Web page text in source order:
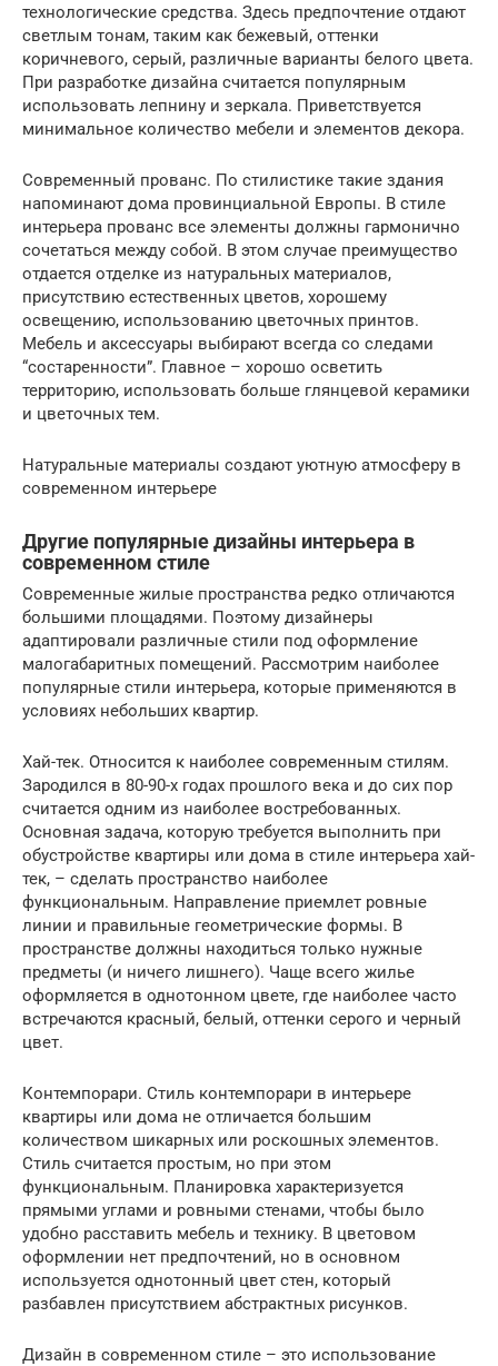
технологические средства. Здесь предпочтение отдают
светлым тонам, таким как бежевый, оттенки
коричневого, серый, различные варианты белого цвета.
При разработке дизайна считается популярным
использовать лепнину и зеркала. Приветствуется
минимальное количество мебели и элементов декора.
Современный прованс. По стилистике такие здания
напоминают дома провинциальной Европы. В стиле
интерьера прованс все элементы должны гармонично
сочетаться между собой. В этом случае преимущество
отдается отделке из натуральных материалов,
присутствию естественных цветов, хорошему
освещению, использованию цветочных принтов.
Мебель и аксессуары выбирают всегда со следами
“состаренности”. Главное – хорошо осветить
территорию, использовать больше глянцевой керамики
и цветочных тем.
Натуральные материалы создают уютную атмосферу в
современном интерьере
Другие популярные дизайны интерьера в
современном стиле
Современные жилые пространства редко отличаются
большими площадями. Поэтому дизайнеры
адаптировали различные стили под оформление
малогабаритных помещений. Рассмотрим наиболее
популярные стили интерьера, которые применяются в
условиях небольших квартир.
Хай-тек. Относится к наиболее современным стилям.
Зародился в 80-90-х годах прошлого века и до сих пор
считается одним из наиболее востребованных.
Основная задача, которую требуется выполнить при
обустройстве квартиры или дома в стиле интерьера хай-
тек, – сделать пространство наиболее
функциональным. Направление приемлет ровные
линии и правильные геометрические формы. В
пространстве должны находиться только нужные
предметы (и ничего лишнего). Чаще всего жилье
оформляется в однотонном цвете, где наиболее часто
встречаются красный, белый, оттенки серого и черный
цвет.
Контемпорари. Стиль контемпорари в интерьере
квартиры или дома не отличается большим
количеством шикарных или роскошных элементов.
Стиль считается простым, но при этом
функциональным. Планировка характеризуется
прямыми углами и ровными стенами, чтобы было
удобно расставить мебель и технику. В цветовом
оформлении нет предпочтений, но в основном
используется однотонный цвет стен, который
разбавлен присутствием абстрактных рисунков.
Дизайн в современном стиле – это использование